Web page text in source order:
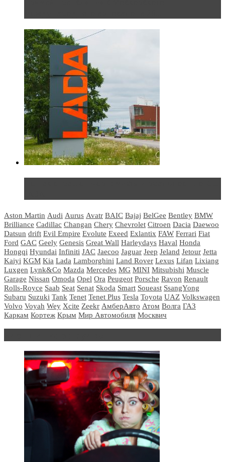
Aston Martin Audi Aurus Avatr BAIC Bajaj BelGee Bentley BMW
Brilliance Cadillac Changan Chery Chevrolet Citroen Dacia Daewoo
Datsun drift Evil Empire Evolute Exeed Exlantix FAW Ferrari Fiat
Ford GAC Geely Genesis Great Wall Harleydays Haval Honda
Hongqi Hyundai Infiniti JAC Jaecoo Jaguar Jeep Jeland Jetour Jetta
Kaiyi KGM Kia Lada Lamborghini Land Rover Lexus Lifan Lixiang
Luxgen Lynk&Co Mazda Mercedes MG MINI Mitsubishi Muscle
Garage Nissan Omoda Opel Ora Peugeot Porsche Ravon Renault
Rolls-Royce Saab Seat Senat Skoda Smart Soueast SsangYong
Subaru Suzuki Tank Tenet Tenet Plus Tesla Toyota UAZ Volkswagen
Volvo Voyah Wey Xcite Zeekr АмберАвто Атом Волга ГАЗ
Каркам Кортеж Крым Мир Автомобиля Москвич